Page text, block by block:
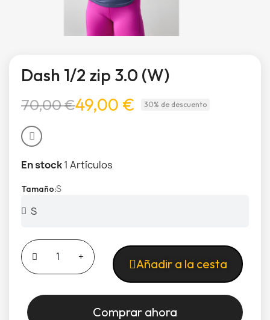
Dash 1/2 zip 3.0 (W)
70,00 €49,00 € 30% de descuento
En stock1 Artículos
Tamaño S
Añadir a la cesta
Comprar ahora